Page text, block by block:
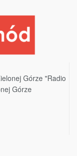
Górze "Radio
Górze